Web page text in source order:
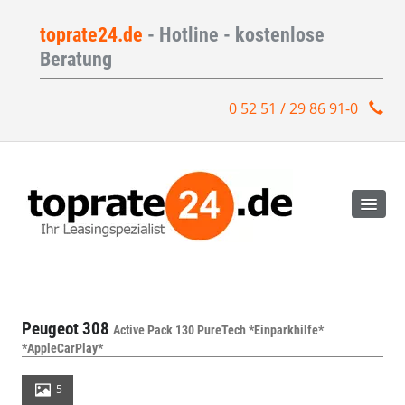
toprate24.de - Hotline - kostenlose
Beratung
0 52 51 / 29 86 91-0
Peugeot 308 Active Pack 130 PureTech *Einparkhilfe*
*AppleCarPlay*
5